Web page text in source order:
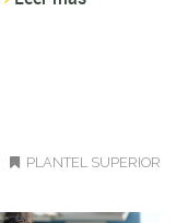
PLANTEL SUPERIOR